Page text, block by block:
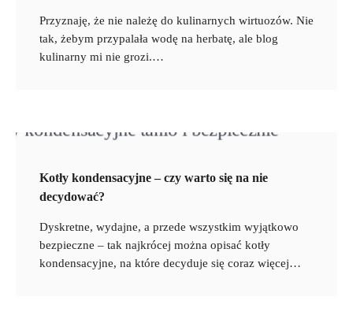
Przyznaję, że nie należę do kulinarnych wirtuozów. Nie
tak, żebym przypalała wodę na herbatę, ale blog
kulinarny mi nie grozi.…
Kotły kondensacyjne – czy warto się na nie
decydować?
Dyskretne, wydajne, a przede wszystkim wyjątkowo
bezpieczne – tak najkrócej można opisać kotły
kondensacyjne, na które decyduje się coraz więcej…